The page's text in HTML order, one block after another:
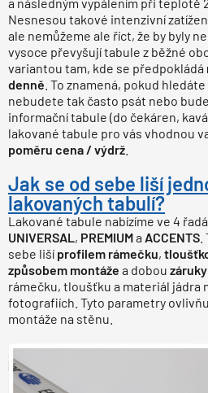
a následným vypálením při teplotě
Nesnesou takové intenzivní
ale nemůžeme ale říct, že by byly
vysoce převyšují tabule z běžné
variantou tam, kde se předpokládá
denně . To znamená, pokud
nebudete tak často psát nebo
informační tabule (do čekáren,
lakované tabule pro vás vhodnou
poměru cena / výdrž
Jak se od sebe liší
lakovaných tabulí?
Lakované tabule nabízíme ve 4
UNIVERSAL, PREMIUMa ACCENTS
sebe liší profilem rámečku,
způsobem montáže a dobou
rámečku, tloušťku a materiál jádra
fotografiích. Tyto parametry
montáže na stěnu.